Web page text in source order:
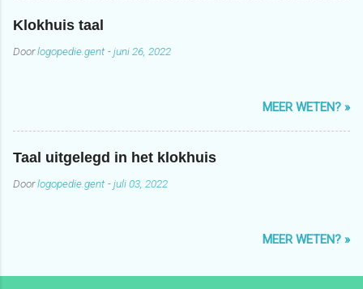
Klokhuis taal
Doorlogopedie.gent -juni 26, 2022
MEER WETEN? »
Taal uitgelegd in het klokhuis
Doorlogopedie.gent -juli 03, 2022
MEER WETEN? »